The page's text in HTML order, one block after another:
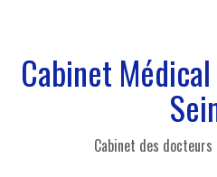
Cabinet
Cabinet des